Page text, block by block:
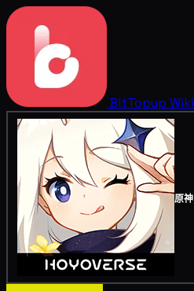
BitTopup Wiki
原神